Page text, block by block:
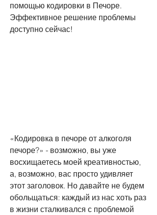
помощью кодировки в Печоре.
Эффективное решение проблемы
доступно сейчас!
«Кодировка в печоре от алкоголя
печоре?» - возможно, вы уже
восхищаетесь моей креативностью,
а, возможно, вас просто удивляет
этот заголовок. Но давайте не будем
обольщаться: каждый из нас хоть раз
в жизни сталкивался с проблемой